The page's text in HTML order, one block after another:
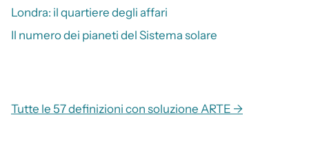
Londra: il quartiere degli affari
Il numero dei pianeti del Sistema solare
Tutte le 57 definizioni con soluzione ARTE →